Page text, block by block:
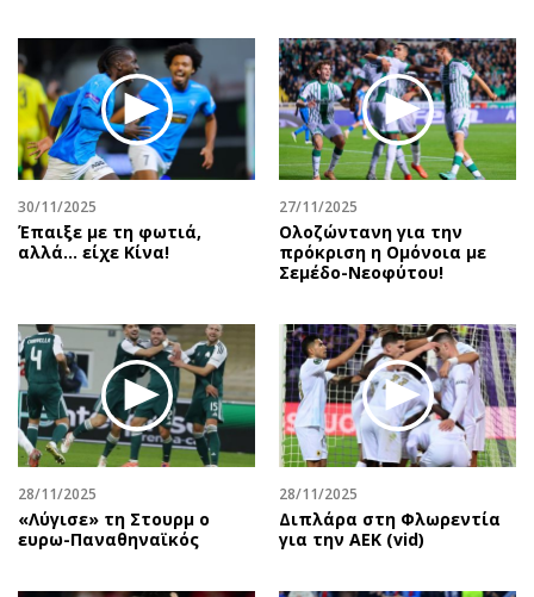
30/11/2025
Έπαιξε με τη φωτιά,
αλλά… είχε Κίνα!
27/11/2025
Ολοζώντανη για την
πρόκριση η Ομόνοια με
Σεμέδο-Νεοφύτου!
28/11/2025
«Λύγισε» τη Στουρμ ο
ευρω-Παναθηναϊκός
28/11/2025
Διπλάρα στη Φλωρεντία
για την ΑΕΚ (vid)